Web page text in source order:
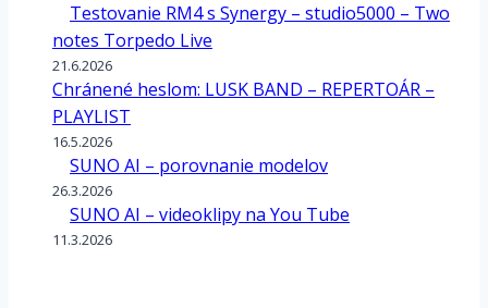
Testovanie RM4 s Synergy – studio5000 – Two
notes Torpedo Live
21.6.2026
Chránené heslom: LUSK BAND – REPERTOÁR –
PLAYLIST
16.5.2026
SUNO AI – porovnanie modelov
26.3.2026
SUNO AI – videoklipy na You Tube
11.3.2026